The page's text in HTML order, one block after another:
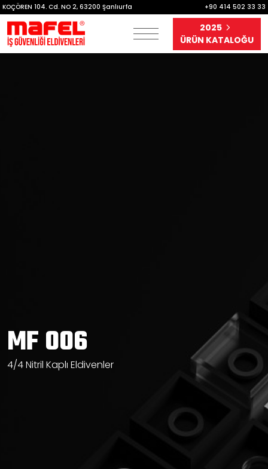
KOÇÖREN 104. Cd. NO 2, 63200 Şanlıurfa +90 414 502 33 33
2025
ÜRÜN KATALOĞU
MF 006
4/4 Nitril Kaplı Eldivenler